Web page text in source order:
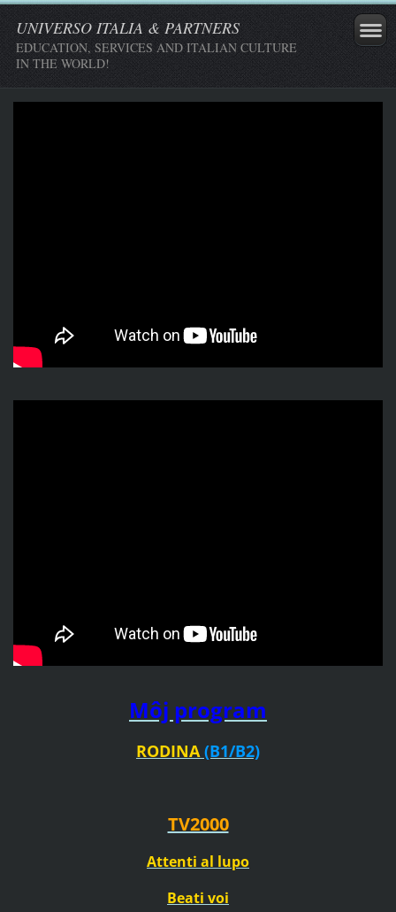
UNIVERSO ITALIA & PARTNERS
EDUCATION, SERVICES AND ITALIAN CULTURE
IN THE WORLD!
Môj program
RODINA(B1/B2)
TV2000
Attenti al lupo
Beati voi